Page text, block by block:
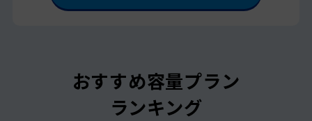
おすすめ容量プラン
ランキング